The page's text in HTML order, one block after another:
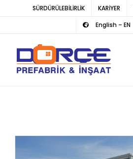
SÜRDÜRÜLEBİLİRLİK KARİYER
English – EN